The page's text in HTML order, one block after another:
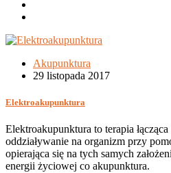
Akupunktura
29 listopada 2017
Elektroakupunktura
Elektroakupunktura to terapia
oddziaływanie na organizm przy
opierająca się na tych samych
energii życiowej co akupunktura.